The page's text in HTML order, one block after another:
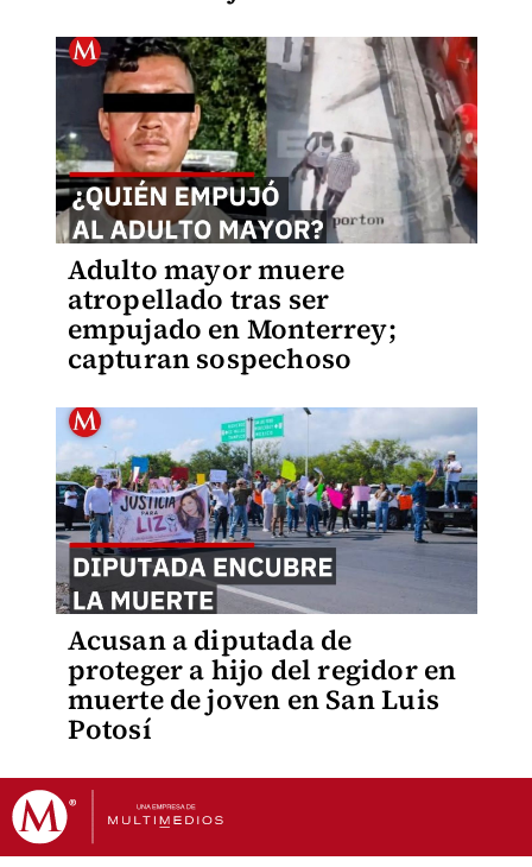
Adulto mayor muere
atropellado tras ser
empujado en Monterrey;
capturan sospechoso
Acusan a diputada de
proteger a hijo del regidor en
muerte de joven en San Luis
Potosí